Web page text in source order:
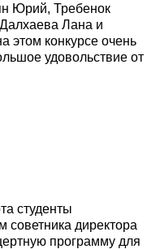
Юрий, Требенок
Лана и
этом конкурсе очень
удовольствие от
студенты
советника директора
программу для